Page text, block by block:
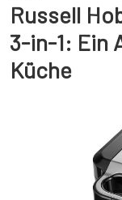
Russell
3-in-1: Ein
Küche